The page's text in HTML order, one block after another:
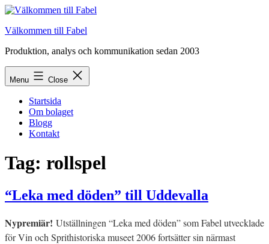
Skip
content
Välkommen till Fabel
Produktion, analys och kommunikation sedan 2003
Menu Close
Startsida
Om bolaget
Blogg
Kontakt
Tag: rollspel
“Leka med döden” till Uddevalla
Nypremiär! Utställningen “Leka med döden” som Fabel utvecklade
för Vin och Sprithistoriska museet 2006 fortsätter sin närmast